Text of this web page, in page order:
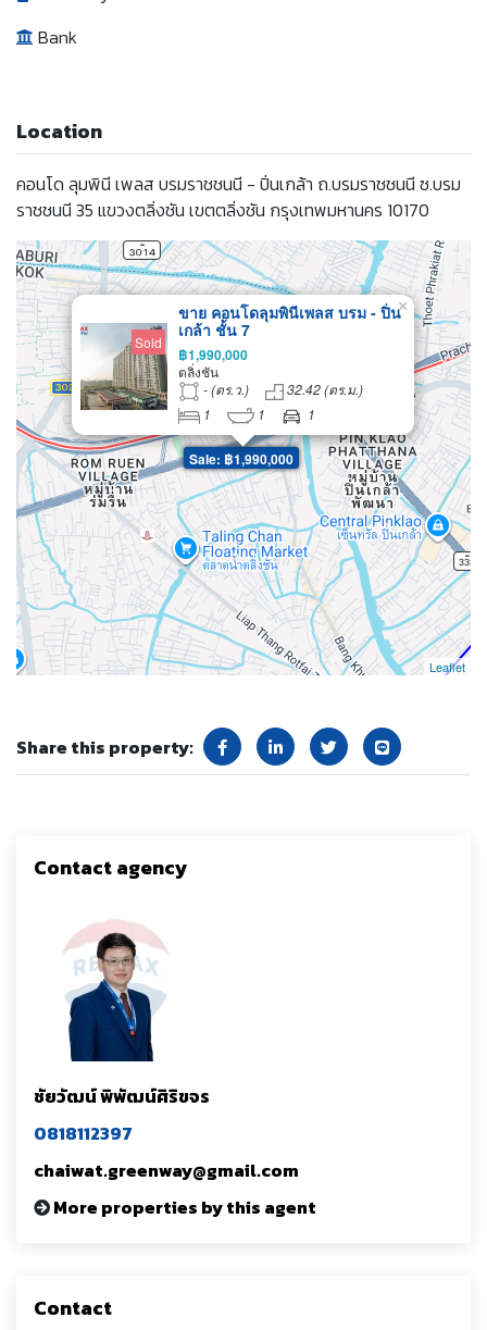
Bank
Location
คอนโด ลุมพินี เพลส บรมราชชนนี - ปิ่นเกล้า ถ.บรมราชชนนี ซ.บรม
ราชชนนี 35 แขวงตลิ่งชัน เขตตลิ่งชัน กรุงเทพมหานคร 10170
Sale: ฿1,990,000
Sold
ขาย คอนโดลุมพินีเพลส บรม - ปิ่น
เกล้า ชั้น 7
฿1,990,000
ตลิ่งชัน
- (ตร.ว.)
32.42 (ตร.ม.)
1
1 1
×
Leaflet
Share this property:
Contact agency
ชัยวัฒน์ พิพัฒน์ศิริขจร
0818112397
chaiwat.greenway@gmail.com
More properties by this agent
Contact